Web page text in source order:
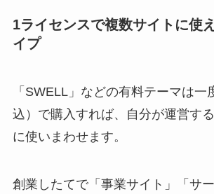
1ライセンスで複数サイトに使
イプ
「SWELL」などの有料テーマは一
込）で購入すれば、自分が運営す
に使いまわせます。
創業したてで「事業サイト」「サ